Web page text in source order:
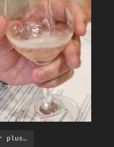
plus…